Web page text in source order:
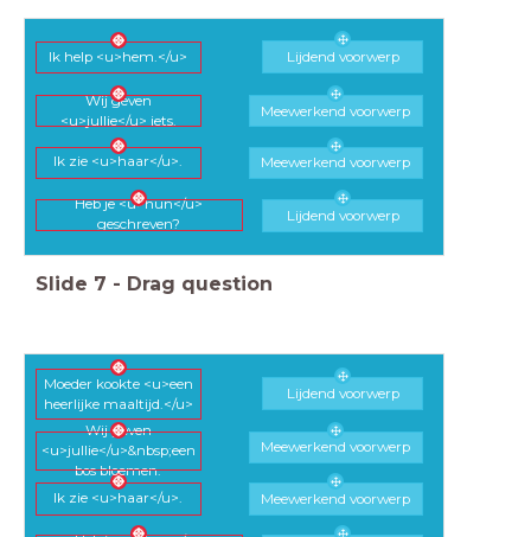
Ik help <u>hem.</u>
Ik zie <u>haar</u>.
Wij geven
<u>jullie</u> iets.
Heb je <u>hun</u>
geschreven?
Lijdend voorwerp
Meewerkend voorwerp
Lijdend voorwerp
Meewerkend voorwerp
Slide 7 - Drag question
Moeder kookte <u>een
heerlijke maaltijd.</u>
Ik zie <u>haar</u>.
Wij geven
<u>jullie</u>&nbsp;een
bos bloemen.
Lijdend voorwerp
Meewerkend voorwerp
Meewerkend voorwerp